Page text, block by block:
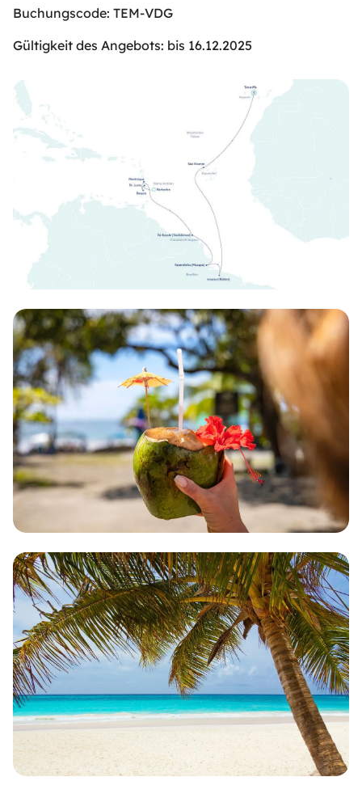
Buchungscode: TEM-VDG
Gültigkeit des Angebots: bis 16.12.2025